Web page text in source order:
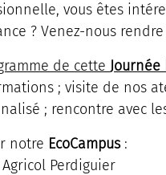
vous êtes
? Venez-nous
de cette Journée
; visite de nos
; rencontre avec
notre EcoCampus :
Agricol Perdiguier